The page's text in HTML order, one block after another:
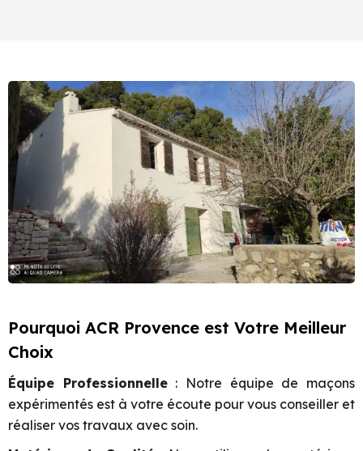
Pourquoi ACR Provence est Votre Meilleur
Choix
Équipe Professionnelle: Notre équipe de maçons
expérimentés est à votre écoute pour vous conseiller et
réaliser vos travaux avec soin.